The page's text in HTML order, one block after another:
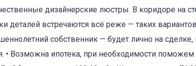
дизайнерские люстры. В коридоре на
деталей встречаются всё реже — таких
собственник — будет лично на сделке,
• Возможна ипотека, при необходимости поможем